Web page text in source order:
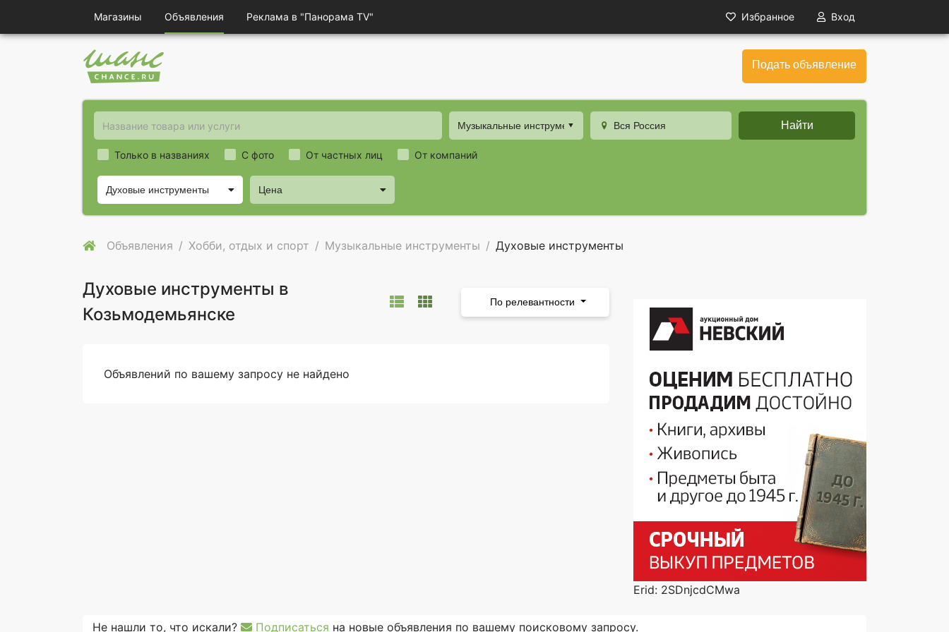
Магазины Объявления Реклама в "Панорама TV" Избранное Вход
Подать объявление
Музыкальные инструменты Вся Россия Найти
Только в названиях
Духовые инструменты Цена
С фото От частных лиц От компаний
Объявления Хобби, отдых и спорт Музыкальные инструменты Духовые инструменты
Духовые инструменты в
Козьмодемьянске
По релевантности
Объявлений по вашему запросу не найдено
Erid: 2SDnjcdCMwa
Не нашли то, что искали? Подписаться на новые объявления по вашему поисковому запросу.